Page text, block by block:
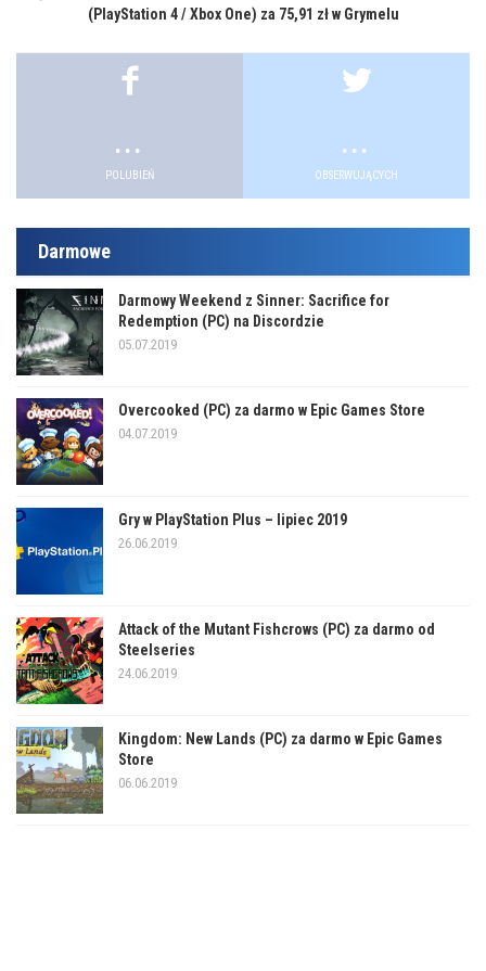
(PlayStation 4 / Xbox One) za 75,91 zł w Grymelu
.
POLUBIEŃ
.
OBSERWUJĄCYCH
Darmowe
Darmowy Weekend z Sinner: Sacrifice for
Redemption (PC) na Discordzie
05.07.2019
Overcooked (PC) za darmo w Epic Games Store
04.07.2019
Gry w PlayStation Plus – lipiec 2019
26.06.2019
Attack of the Mutant Fishcrows (PC) za darmo od
Steelseries
24.06.2019
Kingdom: New Lands (PC) za darmo w Epic Games
Store
06.06.2019